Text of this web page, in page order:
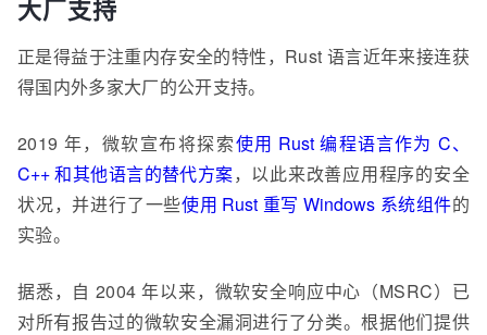
大厂支持
正是得益于注重内存安全的特性，Rust 语言近年来接连获
得国内外多家大厂的公开支持。
2019 年，微软宣布将探索使用 Rust 编程语言作为 C、
C++ 和其他语言的替代方案，以此来改善应用程序的安全
状况，并进行了一些使用 Rust 重写 Windows 系统组件的
实验。
据悉，自 2004 年以来，微软安全响应中心（MSRC）已
对所有报告过的微软安全漏洞进行了分类。根据他们提供